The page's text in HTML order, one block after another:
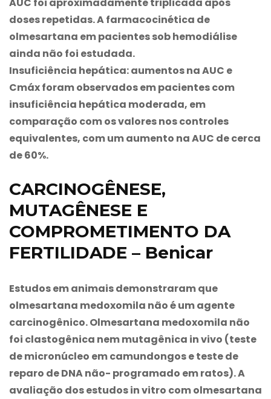
doses repetidas. A farmacocinética de
olmesartana em pacientes sob hemodiálise
ainda não foi estudada.
Insuficiência hepática: aumentos na AUC e
Cmáx foram observados em pacientes com
insuficiência hepática moderada, em
comparação com os valores nos controles
equivalentes, com um aumento na AUC de cerca
de 60%.
CARCINOGÊNESE,
MUTAGÊNESE E
COMPROMETIMENTO DA
FERTILIDADE – Benicar
Estudos em animais demonstraram que
olmesartana medoxomila não é um agente
carcinogênico. Olmesartana medoxomila não
foi clastogênica nem mutagênica in vivo (teste
de micronúcleo em camundongos e teste de
reparo de DNA não- programado em ratos). A
avaliação dos estudos in vitro com olmesartana